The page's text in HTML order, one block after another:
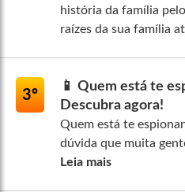
história da família
raízes da sua família
3º
📱 Quem está te
Descubra agora!
Quem está te
dúvida que muita
Leia mais